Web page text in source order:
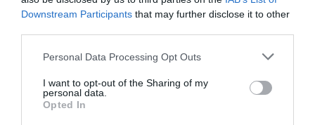
Downstream Participants that may further disclose it to other
Personal Data Processing Opt Outs
I want to opt-out of the Sharing of my
personal data.
Opted In